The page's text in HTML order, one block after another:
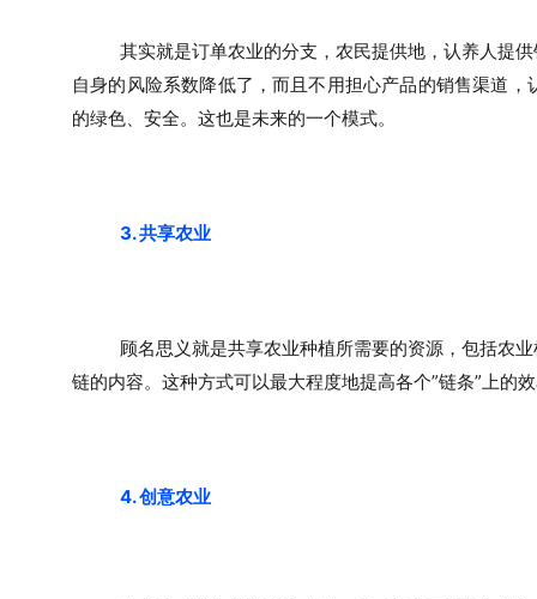
其实就是订单农业的分支，农民提供地，认养人提
自身的风险系数降低了，而且不用担心产品的销售渠道
的绿色、安全。这也是未来的一个模式。
3. 共享农业
顾名思义就是共享农业种植所需要的资源，包括农
链的内容。这种方式可以最大程度地提高各个”链条”上的
4. 创意农业